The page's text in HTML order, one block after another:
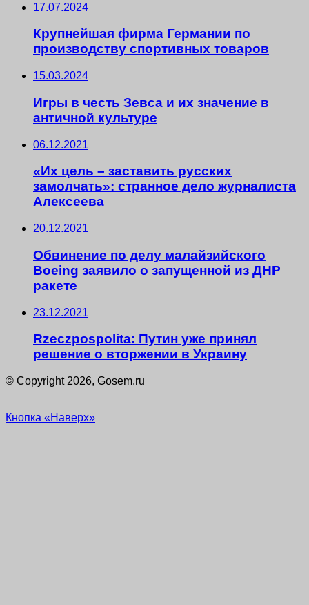
17.07.2024
Крупнейшая фирма Германии по
производству спортивных товаров
15.03.2024
Игры в честь Зевса и их значение в
античной культуре
06.12.2021
«Их цель – заставить русских
замолчать»: странное дело журналиста
Алексеева
20.12.2021
Обвинение по делу малайзийского
Boeing заявило о запущенной из ДНР
ракете
23.12.2021
Rzeczpospolita: Путин уже принял
решение о вторжении в Украину
© Copyright 2026, Gosem.ru
Кнопка «Наверх»